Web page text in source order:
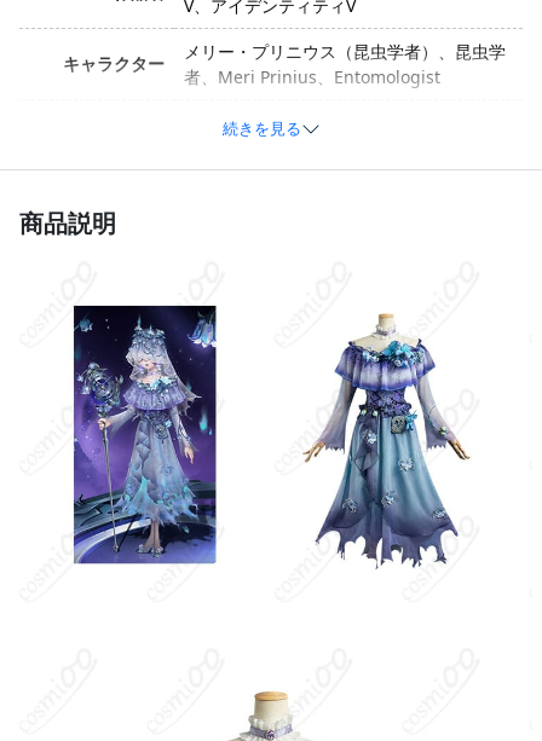
V、アイデンティティV
キャラクター
メリー・プリニウス（昆虫学者）、昆虫学
者、Meri Prinius、Entomologist
霊の蝋燭
サイズ
S、M、L、XL
セット内容
ワンピース、コルセットベルト、耳飾り、
透明ストラップ、首飾り、胸飾り、腰飾
り、懐中時計、腕飾り、ベール、花かんむ
り（生産ロットによって異なる場合があり
ます）
発送予定
加工に7～15営業日、配送に5～7営業日
（※土日祝除く）、合計で12～22営業日程
度でお届け
スタジオ撮影会、ロケーション撮影、ハロ
ウィン仮装、テーマパーティー、コスプレ
続きを見る
商品説明